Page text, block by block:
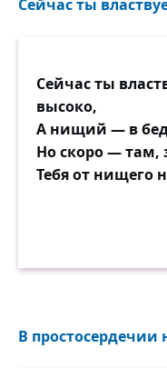
Сейчас ты
Сейчас ты
высоко,
А нищий — в
Но скоро — там,
Тебя от нищего
В простосердечии